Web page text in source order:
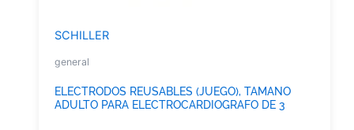
SCHILLER
general
ELECTRODOS REUSABLES (JUEGO), TAMANO
ADULTO PARA ELECTROCARDIOGRAFO DE 3